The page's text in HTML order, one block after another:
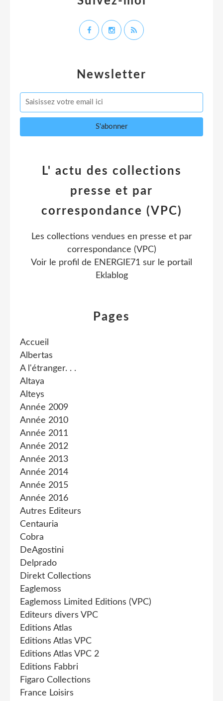
Newsletter
Pages
Accueil
Albertas
A l'étranger. . .
Altaya
Alteys
Année 2009
Année 2010
Année 2011
Année 2012
Année 2013
Année 2014
Année 2015
Année 2016
Autres Editeurs
Centauria
Cobra
DeAgostini
Delprado
Direkt Collections
Eaglemoss
Eaglemoss Limited Editions (VPC)
Editeurs divers VPC
Editions Atlas
Editions Atlas VPC
Editions Atlas VPC 2
Editions Fabbri
Figaro Collections
France Loisirs
L' actu des collections
presse et par
correspondance (VPC)
Les collections vendues en presse et par
correspondance (VPC)
Voir le profil de ENERGIE71 sur le portail
Eklablog